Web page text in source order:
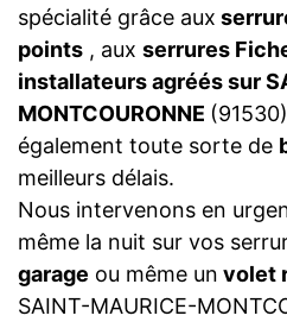
spécialité grâce aux
points , aux serrures
installateurs agréés sur
MONTCOURONNE
également toute sorte de
meilleurs délais.
Nous intervenons en
même la nuit sur vos
garage ou même un volet
SAINT-MAURICE-